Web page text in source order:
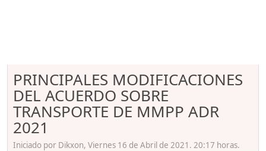
PRINCIPALES MODIFICACIONES
DEL ACUERDO SOBRE
TRANSPORTE DE MMPP ADR
2021
Iniciado por Dikxon, Viernes 16 de Abril de 2021. 20:17 horas.